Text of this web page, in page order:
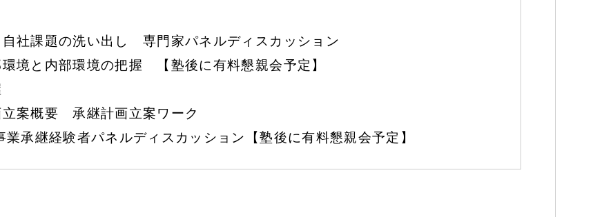
社課題の洗い出し 専門家パネルディスカッション
境と内部環境の把握 【塾後に有料懇親会予定】
案概要 承継計画立案ワーク
承継経験者パネルディスカッション【塾後に有料懇親会予定】